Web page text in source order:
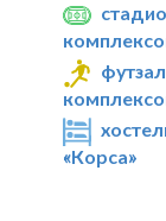
«Корса»